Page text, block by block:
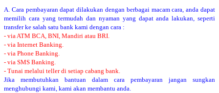
A. Cara pembayaran dapat dilakukan dengan berbagai macam cara, anda dapat
memilih cara yang termudah dan nyaman yang dapat anda lakukan, seperti
transfer ke salah satu bank kami dengan cara :
- via ATM BCA, BNI, Mandiri atau BRI.
- via Internet Banking.
- via Phone Banking.
- via SMS Banking.
- Tunai melalui teller di setiap cabang bank.
Jika membutuhkan bantuan dalam cara pembayaran jangan sungkan
menghubungi kami, kami akan membantu anda.